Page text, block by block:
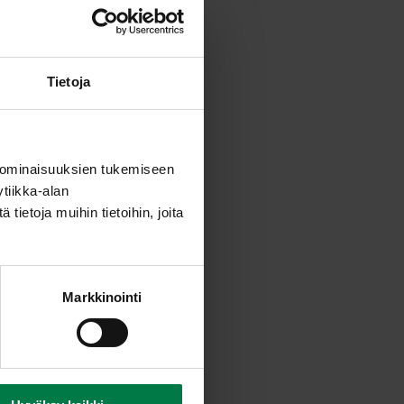
Tietoja
tukemiseen
alan
tietoja muihin tietoihin, joita
Markkinointi
sulata ja valuta se.
kuten kääretorttu.
uunissa.